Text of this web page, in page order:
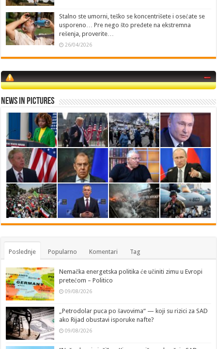
Stalno ste umorni, teško se koncentrišete i osećate se
usporeno… Pre nego što pređete na ekstremna
rešenja, proverite…
26/04/2026
News in Pictures
Poslednje Popularno Komentari Tag
Nemačka energetska politika će učiniti zimu u Evropi
pretećom – Politico
09/08/2026
„Petrodolar puca po šavovima“ — koji su rizici za SAD
ako Rijad obustavi isporuke nafte?
09/08/2026